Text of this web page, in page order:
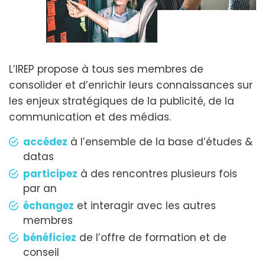
L’IREP propose à tous ses membres de
consolider et d’enrichir leurs connaissances sur
les enjeux stratégiques de la publicité, de la
communication et des médias.
accédez à l’ensemble de la base d’études &
datas
participez à des rencontres plusieurs fois
par an
échangez et interagir avec les autres
membres
bénéficiez de l’offre de formation et de
conseil